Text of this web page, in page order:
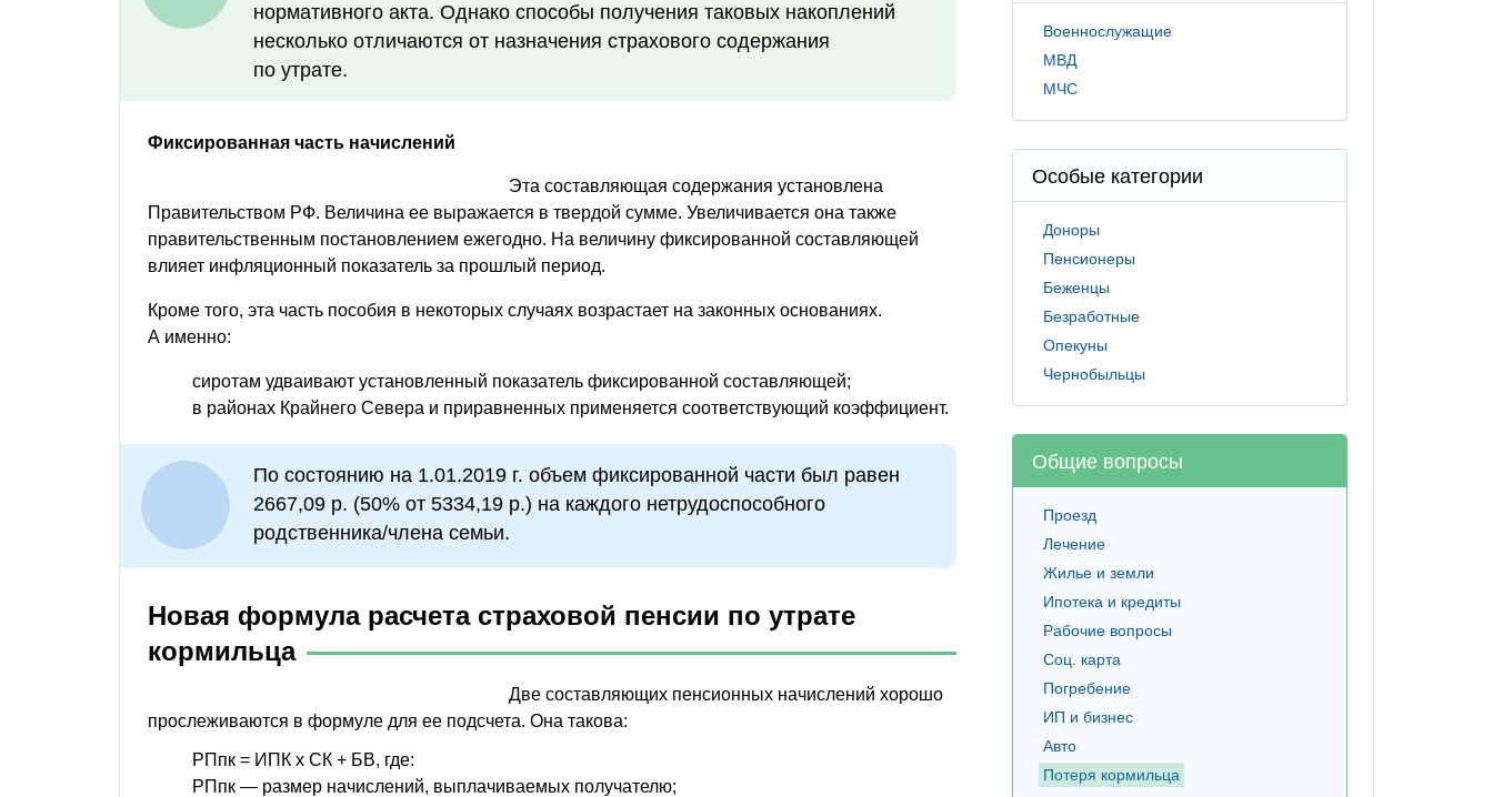
нормативного акта. Однако способы получения таковых накоплений
несколько отличаются от назначения страхового содержания
по утрате.
Фиксированная часть начислений
Эта составляющая содержания установлена
Правительством РФ. Величина ее выражается в твердой сумме. Увеличивается она также
правительственным постановлением ежегодно. На величину фиксированной составляющей
влияет инфляционный показатель за прошлый период.
Кроме того, эта часть пособия в некоторых случаях возрастает на законных основаниях.
А именно:
сиротам удваивают установленный показатель фиксированной составляющей;
в районах Крайнего Севера и приравненных применяется соответствующий коэффициент.
По состоянию на 1.01.2019 г. объем фиксированной части был равен
2667,09 р. (50% от 5334,19 р.) на каждого нетрудоспособного
родственника/члена семьи.
Новая формула расчета страховой пенсии по утрате
кормильца
Две составляющих пенсионных начислений хорошо
прослеживаются в формуле для ее подсчета. Она такова:
РПпк = ИПК х СК + БВ, где:
РПпк — размер начислений, выплачиваемых получателю;
Военнослужащие
МВД
МЧС
Особые категории
Доноры
Пенсионеры
Беженцы
Безработные
Опекуны
Чернобыльцы
Общие вопросы
Проезд
Лечение
Жилье и земли
Ипотека и кредиты
Рабочие вопросы
Соц. карта
Погребение
ИП и бизнес
Авто
Потеря кормильца